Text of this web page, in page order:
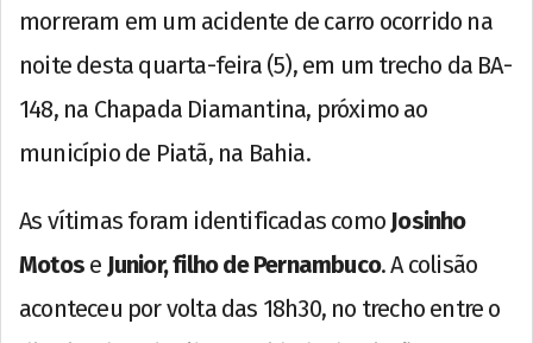
morreram em um acidente de carro ocorrido na
noite desta quarta-feira (5), em um trecho da BA-
148, na Chapada Diamantina, próximo ao
município de Piatã, na Bahia.
As vítimas foram identificadas como Josinho
Motos e Junior, filho de Pernambuco. A colisão
aconteceu por volta das 18h30, no trecho entre o